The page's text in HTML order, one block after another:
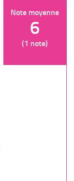
Note moyenne
6
(1 note)